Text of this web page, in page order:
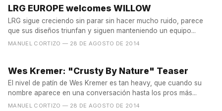
LRG EUROPE welcomes WILLOW
LRG sigue creciendo sin parar sin hacer mucho ruido, parece
que sus diseños triunfan y siguen manteniendo un equipo...
MANUEL CORTIZO — 28 DE AGOSTO DE 2014
Wes Kremer: "Crusty By Nature" Teaser
El nivel de patín de Wes Kremer es tan heavy, que cuando su
nombre aparece en una conversación hasta los pros más...
MANUEL CORTIZO — 28 DE AGOSTO DE 2014